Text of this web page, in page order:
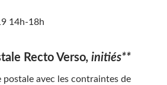
14h-18h
Recto Verso, initiés**
postale avec les contraintes de